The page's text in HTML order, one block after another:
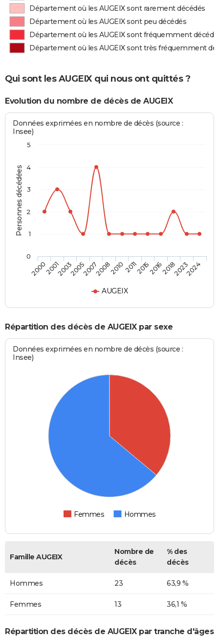
Département où les AUGEIX sont rarement décédés
Département où les AUGEIX sont peu décédés
Département où les AUGEIX sont fréquemment
Département où les AUGEIX sont très fréquemment
Qui sont les AUGEIX qui nous ont quittés ?
Evolution du nombre de décès de AUGEIX
Personnes décédées
Données exprimées en nombre de décès (source :
Insee)
AUGEIX
2000200120032005200720082010201120152016201820232024
0
1
2
3
4
5
Répartition des décès de AUGEIX par sexe
Données exprimées en nombre de décès (source :
Insee)
Femmes Hommes
Famille AUGEIX
Nombre de
décès
% des
décès
Hommes 23 63,9 %
Femmes 13 36,1 %
Répartition des décès de AUGEIX par tranche d'âges